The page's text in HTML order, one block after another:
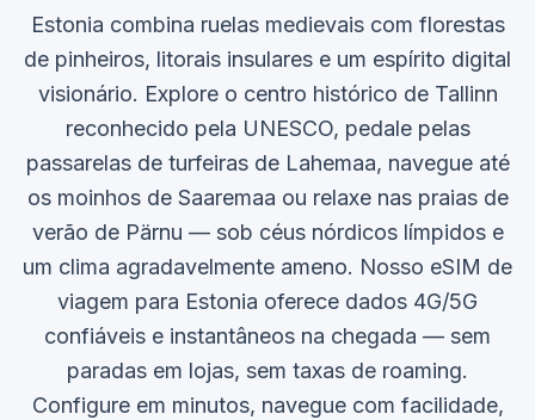
Estonia combina ruelas medievais com florestas
de pinheiros, litorais insulares e um espírito digital
visionário. Explore o centro histórico de Tallinn
reconhecido pela UNESCO, pedale pelas
passarelas de turfeiras de Lahemaa, navegue até
os moinhos de Saaremaa ou relaxe nas praias de
verão de Pärnu — sob céus nórdicos límpidos e
um clima agradavelmente ameno. Nosso eSIM de
viagem para Estonia oferece dados 4G/5G
confiáveis e instantâneos na chegada — sem
paradas em lojas, sem taxas de roaming.
Configure em minutos, navegue com facilidade,